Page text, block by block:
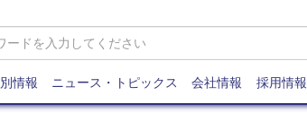
情報 ニュース・トピックス 会社情報 採用情報